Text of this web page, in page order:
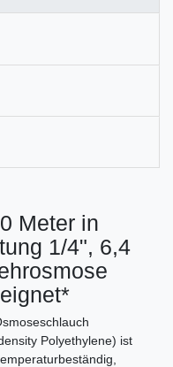
Meter in
1/4", 6,4
Polyethylene) ist